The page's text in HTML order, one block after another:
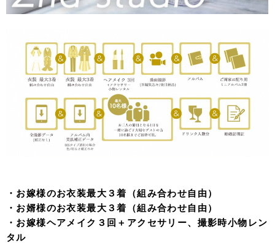
・お嫁様のお衣装最大３着（組み合わせ自由）
・お婿様のお衣装最大３着（組み合わせ自由）
・お嫁様ヘアメイク３回＋アクセサリー、撮影時小物レン
タル